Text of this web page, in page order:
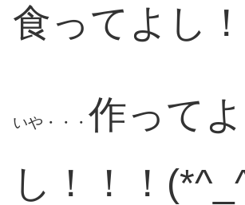
食ってよし！
いや・・・ 作ってよ
し！！！